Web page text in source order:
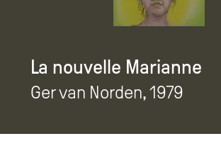
La nouvelle Marianne
Ger van Norden, 1979